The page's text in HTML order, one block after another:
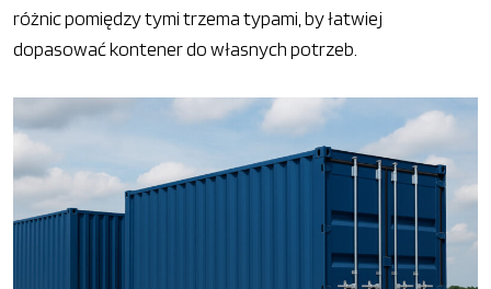
różnic pomiędzy tymi trzema typami, by łatwiej
dopasować kontener do własnych potrzeb.